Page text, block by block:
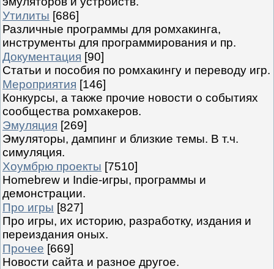
Утилиты [686]
Различные программы для ромхакинга,
инструменты для программирования и пр.
Документация [90]
Статьи и пособия по ромхакингу и переводу игр.
Мероприятия [146]
Конкурсы, а также прочие новости о событиях
сообщества ромхакеров.
Эмуляция [269]
Эмуляторы, дампинг и близкие темы. В т.ч.
симуляция.
Хоумбрю проекты [7510]
Homebrew и Indie-игры, программы и
демонстрации.
Про игры [827]
Про игры, их историю, разработку, издания и
переиздания оных.
Прочее [669]
Новости сайта и разное другое.